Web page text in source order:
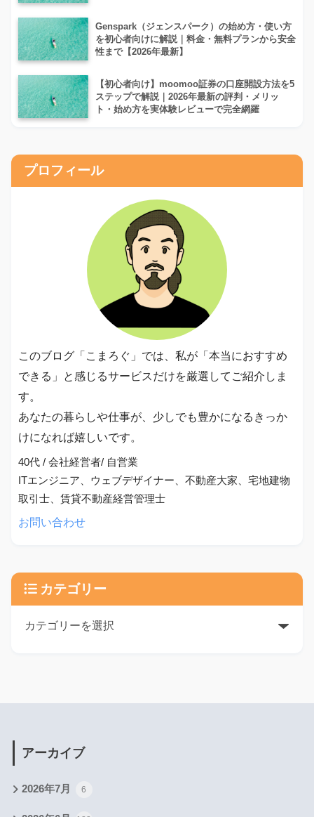
Genspark（ジェンスパーク）の始め方・使い方
を初心者向けに解説｜料金・無料プランから安全
性まで【2026年最新】
【初心者向け】moomoo証券の口座開設方法を5
ステップで解説｜2026年最新の評判・メリッ
ト・始め方を実体験レビューで完全網羅
プロフィール
このブログ「こまろぐ」では、私が「本当におすすめ
できる」と感じるサービスだけを厳選してご紹介しま
す。
あなたの暮らしや仕事が、少しでも豊かになるきっか
けになれば嬉しいです。
40代 / 会社経営者/ 自営業
ITエンジニア、ウェブデザイナー、不動産大家、宅地建物
取引士、賃貸不動産経営管理士
お問い合わせ
カテゴリー
アーカイブ
2026年7月 6